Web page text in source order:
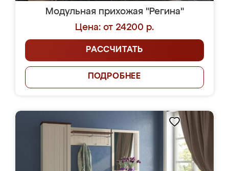
Модульная прихожая "Регина"
Цена: от 24200 р.
РАССЧИТАТЬ
ПОДРОБНЕЕ